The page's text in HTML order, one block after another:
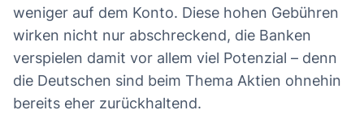
weniger auf dem Konto. Diese hohen Gebühren
wirken nicht nur abschreckend, die Banken
verspielen damit vor allem viel Potenzial – denn
die Deutschen sind beim Thema Aktien ohnehin
bereits eher zurückhaltend.